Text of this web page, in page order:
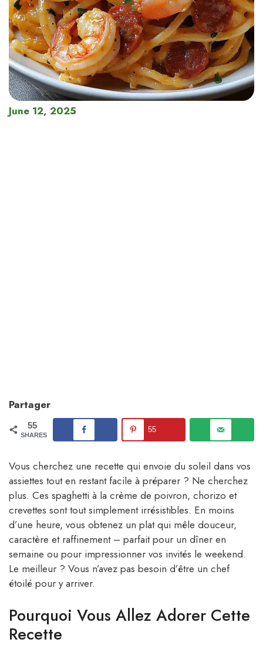
June 12, 2025
Partager
55
SHARES
55
Vous cherchez une recette qui envoie du soleil dans vos
assiettes tout en restant facile à préparer ? Ne cherchez
plus. Ces spaghetti à la crème de poivron, chorizo et
crevettes sont tout simplement irrésistibles. En moins
d’une heure, vous obtenez un plat qui mêle douceur,
caractère et raffinement – parfait pour un dîner en
semaine ou pour impressionner vos invités le weekend.
Le meilleur ? Vous n’avez pas besoin d’être un chef
étoilé pour y arriver.
Pourquoi Vous Allez Adorer Cette
Recette